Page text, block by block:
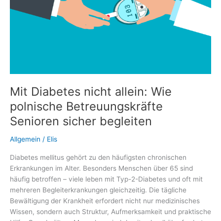
Mit Diabetes nicht allein: Wie
polnische Betreuungskräfte
Senioren sicher begleiten
Allgemein / Elis
Diabetes mellitus gehört zu den häufigsten chronischen
Erkrankungen im Alter. Besonders Menschen über 65 sind
häufig betroffen – viele leben mit Typ-2-Diabetes und oft mit
mehreren Begleiterkrankungen gleichzeitig. Die tägliche
Bewältigung der Krankheit erfordert nicht nur medizinisches
Wissen, sondern auch Struktur, Aufmerksamkeit und praktische